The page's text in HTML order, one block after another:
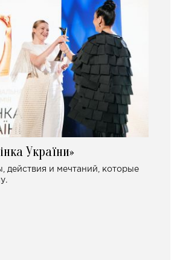
України»
действия и мечтаний, которые